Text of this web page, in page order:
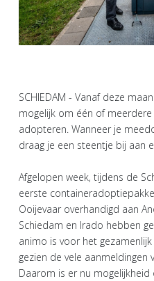
SCHIEDAM - Vanaf deze
mogelijk om één of
adopteren. Wanneer je
draag je een steentje bij aan
Afgelopen week, tijdens de
eerste
Ooijevaar overhandigd aan
Schiedam en Irado hebben
animo is voor het
gezien de vele aanmeldingen
Daarom is er nu